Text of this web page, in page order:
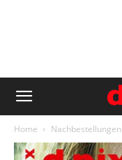
Home Nachbestellungen